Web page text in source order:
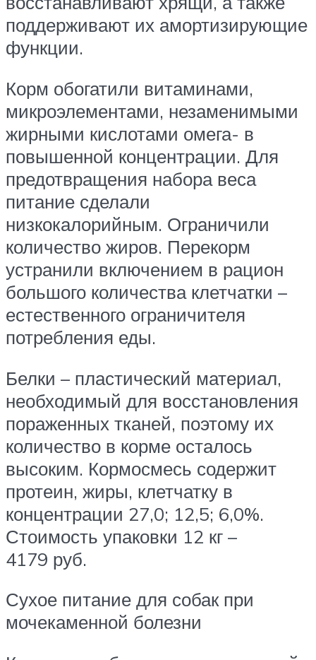
поддерживают их амортизирующие
функции.
Корм обогатили витаминами,
микроэлементами, незаменимыми
жирными кислотами омега- в
повышенной концентрации. Для
предотвращения набора веса
питание сделали
низкокалорийным. Ограничили
количество жиров. Перекорм
устранили включением в рацион
большого количества клетчатки –
естественного ограничителя
потребления еды.
Белки – пластический материал,
необходимый для восстановления
пораженных тканей, поэтому их
количество в корме осталось
высоким. Кормосмесь содержит
протеин, жиры, клетчатку в
концентрации 27,0; 12,5; 6,0%.
Стоимость упаковки 12 кг –
4179 руб.
Сухое питание для собак при
мочекаменной болезни